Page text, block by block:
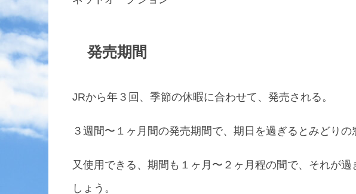
発売期間
JRから年３回、季節の休暇に合わせて、発売される。
３週間〜１ヶ月間の発売期間で、期日を過ぎるとみどりの
又使用できる、期間も１ヶ月〜２ヶ月程の間で、それが
しょう。